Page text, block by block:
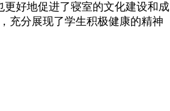
好地促进了寝室的文化建设和成
充分展现了学生积极健康的精神